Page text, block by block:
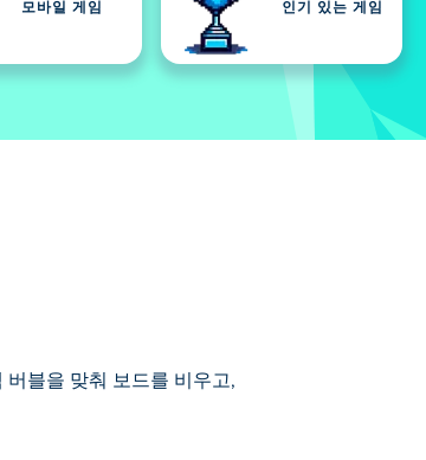
모바일 게임 인기 있는 게임
블을 맞춰 보드를 비우고,